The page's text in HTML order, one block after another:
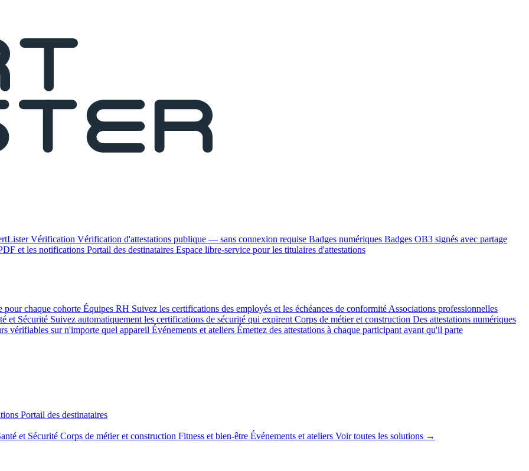
Vérification Vérification d'attestations publique — sans connexion requise Badges numériques Badges OB3 signés avec partage
et les notifications Portail des destinataires Espace libre-service pour les titulaires d'attestations
pour chaque cohorte Équipes RH Suivez les certifications des employés et les échéances de conformité Associations professionnelles
et Sécurité Suivez automatiquement les certifications de sécurité qui expirent Corps de métier et construction Des attestations numériques
vérifiables sur n'importe quel appareil Événements et ateliers Émettez des attestations à chaque participant avant qu'il parte
Portail des destinataires
et Sécurité Corps de métier et construction Fitness et bien-être Événements et ateliers Voir toutes les solutions →